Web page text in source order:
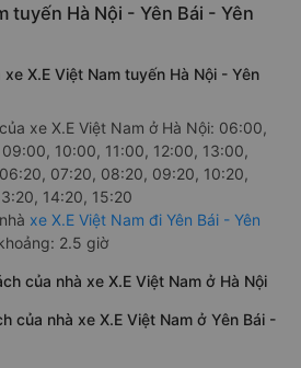
tuyến Hà Nội - Yên Bái - Yên
X.E Việt Nam tuyến Hà Nội - Yên
xe X.E Việt Nam ở Hà Nội: 06:00,
10:00, 11:00, 12:00, 13:00,
07:20, 08:20, 09:20, 10:20,
14:20, 15:20
xe X.E Việt Nam đi Yên Bái - Yên
2.5 giờ
của nhà xe X.E Việt Nam ở Hà Nội
của nhà xe X.E Việt Nam ở Yên Bái -